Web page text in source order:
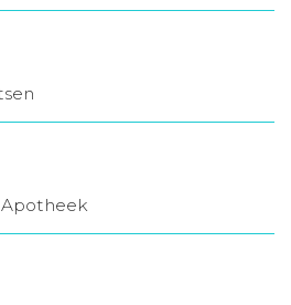
leeromgeving